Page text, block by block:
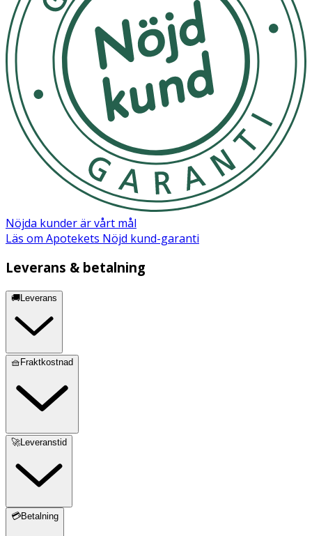
Cocomineral
(kokosvattenpulver)
2 000 mg 10,4 g **
Vitamin B6 1,4 mg 7,3 mg 100/
* Dagligt referensintag. ** DRI ej fastställd
Innehåll
Rödbetspulver, l-leucin, l-glutamin, cocomineral
(kokosvattenpulver), l-isoleucin, l-valin, äppelsyra, l-lysin,
l-treonin, l-fenylalanin, smakämnen, kiseldioxid, l-
tryptofan, DL-metionin, pyridoxin HCl, sötningsmedel:
*Steviolglykosider från Stevia.
Nöjda kunder är vårt mål
Läs om Apotekets Nöjd kund-garanti
Leverans & betalning
🚚Leverans
🧺Fraktkostnad
🚀Leveranstid
💳Betalning